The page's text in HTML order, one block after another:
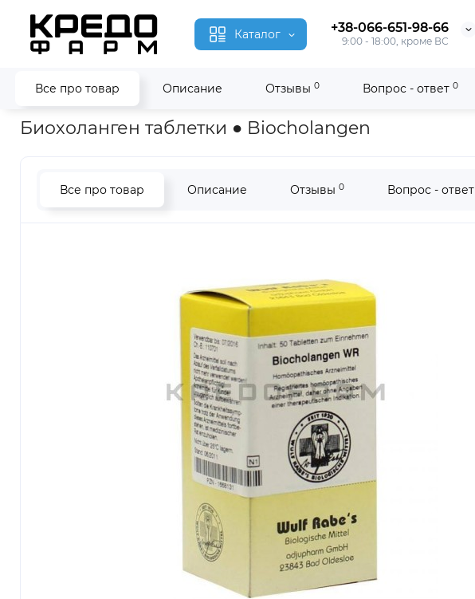
Каталог +38-066-651-98-66
9:00 - 18:00, кроме ВС
Все про товар Описание Отзывы 0 Вопрос - ответ 0
Главная Гомеопатия Биохоланген ● Biocholangen
Биохоланген таблетки ● Biocholangen
Все про товар Описание Отзывы 0 Вопрос - ответ